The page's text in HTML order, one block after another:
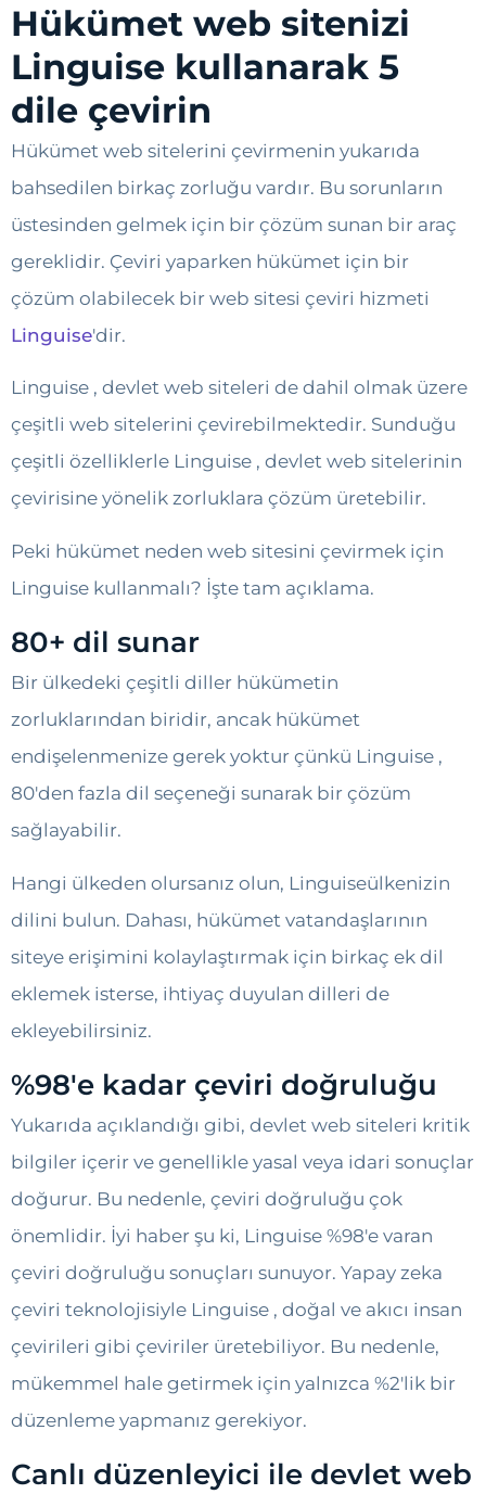
Hükümet web sitenizi
Linguise kullanarak 5
dile çevirin
Hükümet web sitelerini çevirmenin yukarıda
bahsedilen birkaç zorluğu vardır. Bu sorunların
üstesinden gelmek için bir çözüm sunan bir araç
gereklidir. Çeviri yaparken hükümet için bir
çözüm olabilecek bir web sitesi çeviri hizmeti
Linguise'dir.
Linguise , devlet web siteleri de dahil olmak üzere
çeşitli web sitelerini çevirebilmektedir. Sunduğu
çeşitli özelliklerle Linguise , devlet web sitelerinin
çevirisine yönelik zorluklara çözüm üretebilir.
Peki hükümet neden web sitesini çevirmek için
Linguise kullanmalı? İşte tam açıklama.
80+ dil sunar
Bir ülkedeki çeşitli diller hükümetin
zorluklarından biridir, ancak hükümet
endişelenmenize gerek yoktur çünkü Linguise ,
80'den fazla dil seçeneği sunarak bir çözüm
sağlayabilir.
Hangi ülkeden olursanız olun, Linguiseülkenizin
dilini bulun. Dahası, hükümet vatandaşlarının
siteye erişimini kolaylaştırmak için birkaç ek dil
eklemek isterse, ihtiyaç duyulan dilleri de
ekleyebilirsiniz.
%98'e kadar çeviri doğruluğu
Yukarıda açıklandığı gibi, devlet web siteleri kritik
bilgiler içerir ve genellikle yasal veya idari sonuçlar
doğurur. Bu nedenle, çeviri doğruluğu çok
önemlidir. İyi haber şu ki, Linguise %98'e varan
çeviri doğruluğu sonuçları sunuyor. Yapay zeka
çeviri teknolojisiyle Linguise , doğal ve akıcı insan
çevirileri gibi çeviriler üretebiliyor. Bu nedenle,
mükemmel hale getirmek için yalnızca %2'lik bir
düzenleme yapmanız gerekiyor.
Canlı düzenleyici ile devlet web